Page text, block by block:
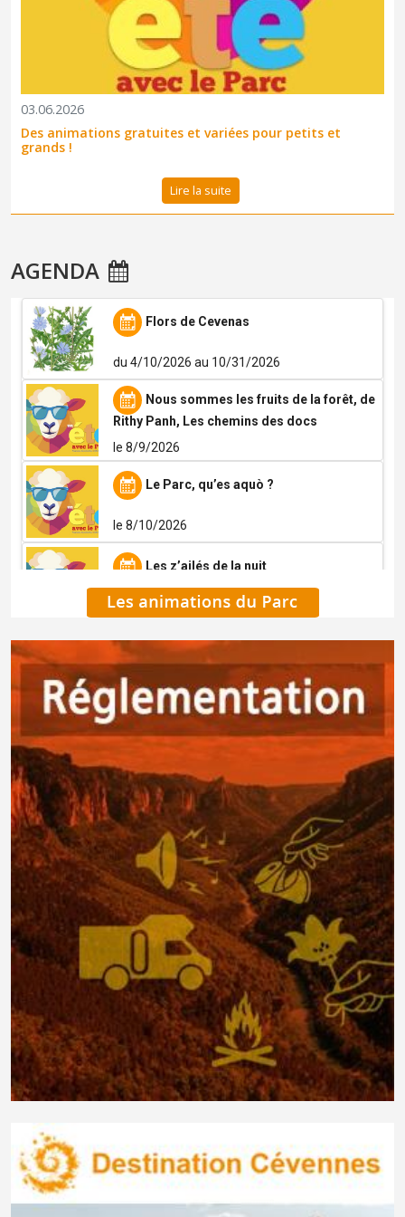
03.06.2026
Des animations gratuites et variées pour petits et
grands !
Lire la suite
AGENDA